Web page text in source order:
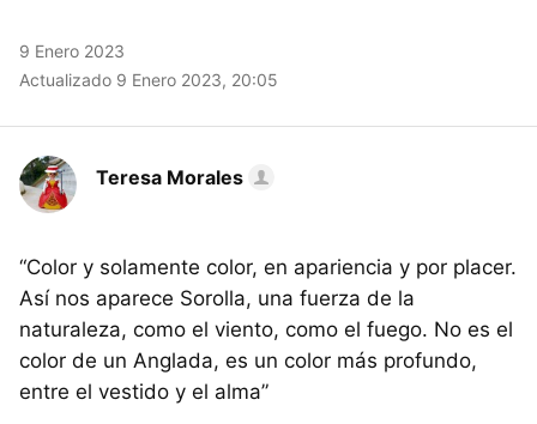
9 Enero 2023
Actualizado 9 Enero 2023, 20:05
Teresa Morales
“Color y solamente color, en apariencia y por placer.
Así nos aparece Sorolla, una fuerza de la
naturaleza, como el viento, como el fuego. No es el
color de un Anglada, es un color más profundo,
entre el vestido y el alma”